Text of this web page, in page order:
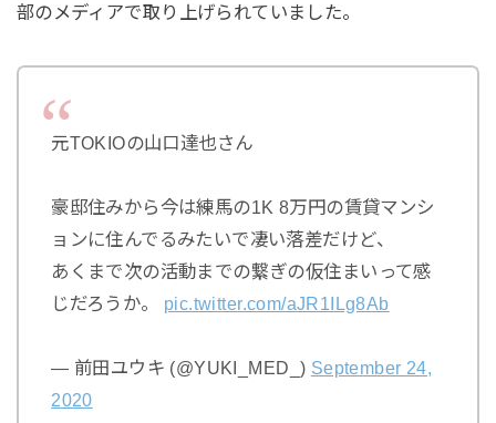
部のメディアで取り上げられていました。
元TOKIOの山口達也さん
豪邸住みから今は練馬の1K 8万円の賃貸マンシ
ョンに住んでるみたいで凄い落差だけど、
あくまで次の活動までの繋ぎの仮住まいって感
じだろうか。 pic.twitter.com/aJR1ILg8Ab
— 前田ユウキ (@YUKI_MED_) September 24,
2020